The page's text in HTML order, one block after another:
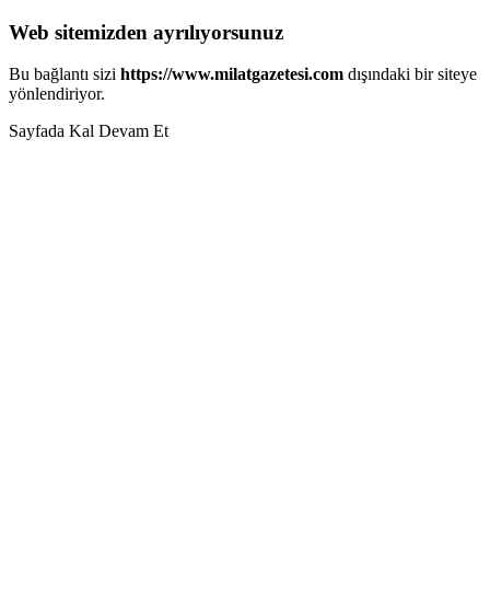
Web sitemizden ayrılıyorsunuz
Bu bağlantı sizi https://www.milatgazetesi.com dışındaki bir siteye
yönlendiriyor.
Sayfada Kal Devam Et